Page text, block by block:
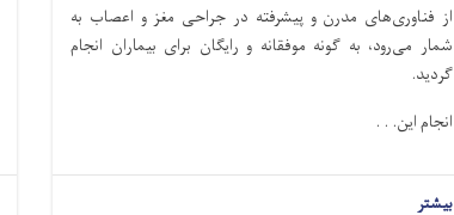
از فناوری‌های مدرن و پیشرفته در جراحی مغز و اعصاب به
شمار می‌رود، به گونه موفقانه و رایگان برای بیماران انجام
گردید.
انجام این. . .
بیشتر